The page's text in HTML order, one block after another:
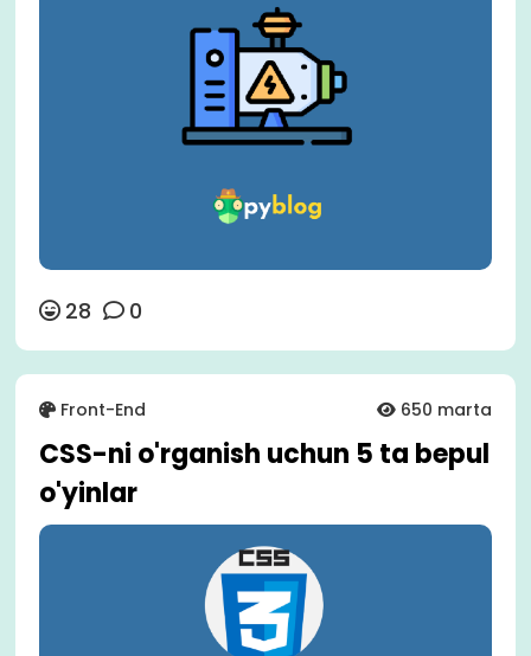
28 0
Front-End 650 marta
CSS-ni o'rganish uchun 5 ta bepul
o'yinlar